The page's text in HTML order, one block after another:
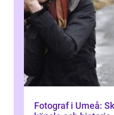
Fotograf i Umeå: